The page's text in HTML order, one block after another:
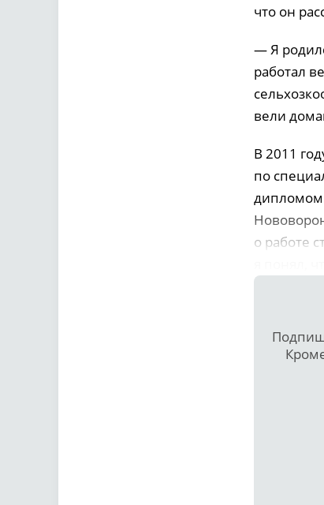
что он
— Я
работал
вели
В 2011
по
о работе